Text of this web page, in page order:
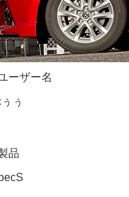
ーザー名
ぅ
品